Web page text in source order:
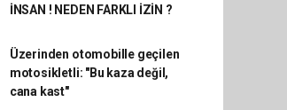
İNSAN ! NEDEN FARKLI İZİN ?
Üzerinden otomobille geçilen
motosikletli: "Bu kaza değil,
cana kast"